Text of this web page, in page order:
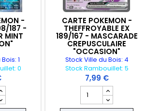
-
187 -
MINT
1
0
du produit CARTE POKEMON -
CARTE POKEMON -
THEFFROYABLE EX
189/167 - MASCARADE
CREPUSCULAIRE
"OCCASION"
Stock Ville du Bois: 4
Stock Rambouillet: 5
7,99 €
Champ quantité du